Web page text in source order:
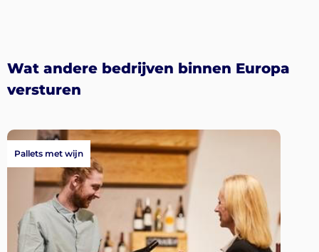
Wat andere bedrijven binnen Europa
versturen
Pallets met wijn